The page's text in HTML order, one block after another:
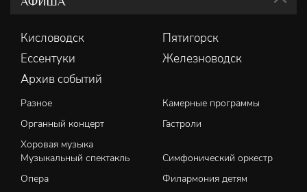
Кисловодск
Пятигорск
Ессентуки
Железноводск
Архив событий
Разное
Камерные программы
Органный концерт
Гастроли
Хоровая музыка
Музыкальный спектакль
Симфонический оркестр
Опера
Филармония детям